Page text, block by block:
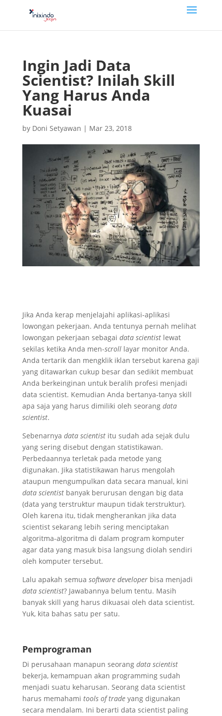
Ingin Jadi Data
Scientist? Inilah Skill
Yang Harus Anda
Kuasai
by Doni Setyawan | Mar 23, 2018
Jika Anda kerap menjelajahi aplikasi-aplikasi
lowongan pekerjaan. Anda tentunya pernah melihat
lowongan pekerjaan sebagai data scientistlewat
sekilas ketika Anda men-scrolllayar monitor Anda.
Anda tertarik dan mengklik iklan tersebut karena gaji
yang ditawarkan cukup besar dan sedikit membuat
Anda berkeinginan untuk beralih profesi menjadi
data scientist. Kemudian Anda bertanya-tanya skill
apa saja yang harus dimiliki oleh seorang data
scientist.
Sebenarnya data scientistitu sudah ada sejak dulu
yang sering disebut dengan statistikawan.
Perbedaannya terletak pada metode yang
digunakan. Jika statistikawan harus mengolah
ataupun mengumpulkan data secara manual, kini
data scientistbanyak berurusan dengan big data
(data yang terstruktur maupun tidak terstruktur).
Oleh karena itu, tidak mengherankan jika data
scientist sekarang lebih sering menciptakan
algoritma-algoritma di dalam program komputer
agar data yang masuk bisa langsung diolah sendiri
oleh komputer tersebut.
Lalu apakah semua software developerbisa menjadi
data scientist? Jawabannya belum tentu. Masih
banyak skill yang harus dikuasai oleh data scientist.
Yuk, kita bahas satu per satu.
Pemprograman
Di perusahaan manapun seorang data scientist
bekerja, kemampuan akan programming sudah
menjadi suatu keharusan. Seorang data scientist
harus memahami tools of tradeyang digunakan
secara mendalam. Ini berarti data scientist paling